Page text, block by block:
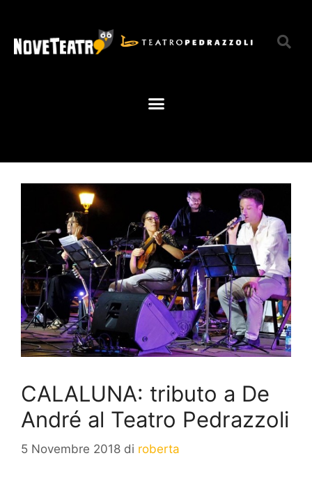
CALALUNA: tributo a De
André al Teatro Pedrazzoli
5 Novembre 2018 di roberta